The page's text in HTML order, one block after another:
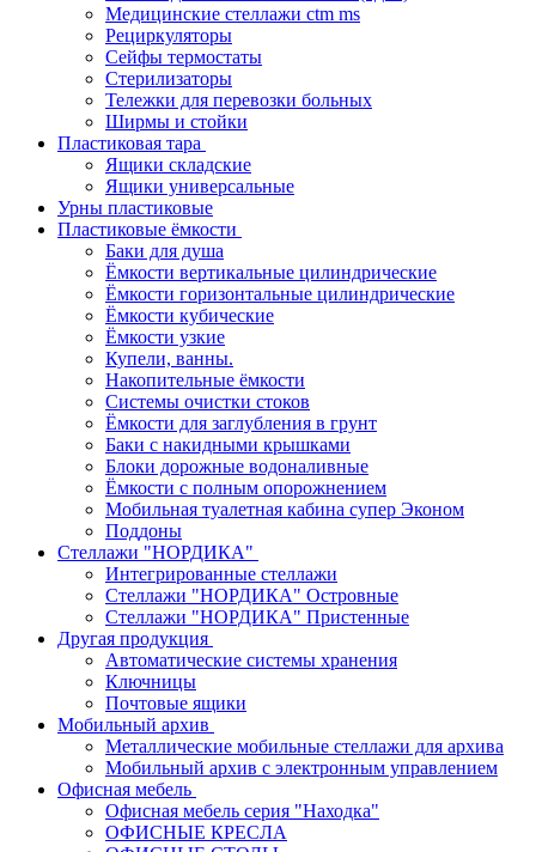
Медицинские стеллажи ctm ms
Рециркуляторы
Сейфы термостаты
Стерилизаторы
Тележки для перевозки больных
Ширмы и стойки
Пластиковая тара
Ящики складские
Ящики универсальные
Урны пластиковые
Пластиковые ёмкости
Баки для душа
Ёмкости вертикальные цилиндрические
Ёмкости горизонтальные цилиндрические
Ёмкости кубические
Ёмкости узкие
Купели, ванны.
Накопительные ёмкости
Системы очистки стоков
Ёмкости для заглубления в грунт
Баки с накидными крышками
Блоки дорожные водоналивные
Ёмкости с полным опорожнением
Мобильная туалетная кабина супер Эконом
Поддоны
Стеллажи "НОРДИКА"
Интегрированные стеллажи
Стеллажи "НОРДИКА" Островные
Стеллажи "НОРДИКА" Пристенные
Другая продукция
Автоматические системы хранения
Ключницы
Почтовые ящики
Мобильный архив
Металлические мобильные стеллажи для архива
Мобильный архив с электронным управлением
Офисная мебель
Офисная мебель серия "Находка"
ОФИСНЫЕ КРЕСЛА